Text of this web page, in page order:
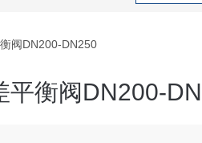
阀DN200-DN250
平衡阀DN200-